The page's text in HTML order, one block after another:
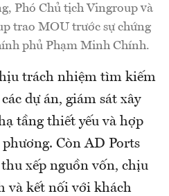
Phó Chủ tịch Vingroup và
trao MOU trước sự chứng
phủ Phạm Minh Chính.
trách nhiệm tìm kiếm
dự án, giám sát xây
tầng thiết yếu và hợp
Còn AD Ports
xếp nguồn vốn, chịu
và kết nối với khách